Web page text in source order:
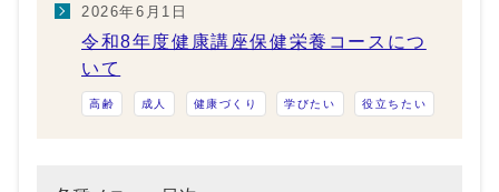
2026年6月1日
令和8年度健康講座保健栄養コースにつ
いて
高齢 成人 健康づくり 学びたい 役立ちたい